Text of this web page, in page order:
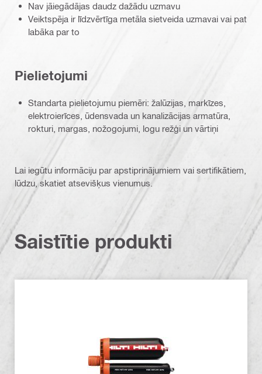
Nav jāiegādājas daudz dažādu uzmavu
Veiktspēja ir līdzvērtīga metāla sietveida uzmavai vai pat
labāka par to
Pielietojumi
Standarta pielietojumu piemēri: žalūzijas, markīzes,
elektroierīces, ūdensvada un kanalizācijas armatūra,
rokturi, margas, nožogojumi, logu režģi un vārtiņi
Lai iegūtu informāciju par apstiprinājumiem vai sertifikātiem,
lūdzu, skatiet atsevišķus vienumus.
Saistītie produkti